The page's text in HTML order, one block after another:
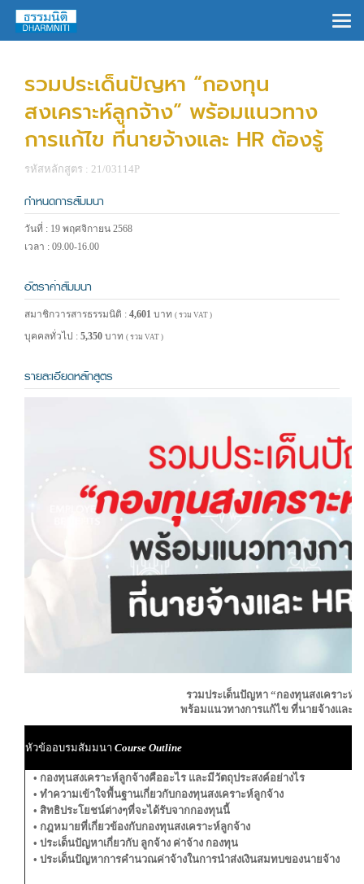
รวมประเด็นปัญหา “กองทุน
สงเคราะห์ลูกจ้าง” พร้อมแนวทาง
การแก้ไข ที่นายจ้างและ HR ต้องรู้
รหัสหลักสูตร : 21/03114P
กำหนดการสัมมนา
วันที่ : 19 พฤศจิกายน 2568
เวลา : 09.00-16.00
อัตราค่าสัมมนา
สมาชิกวารสารธรรมนิติ : 4,601 บาท ( รวม VAT )
บุคคลทั่วไป : 5,350 บาท ( รวม VAT )
รายละเอียดหลักสูตร
รวมประเด็นปัญหา “กองทุนสงเคราะห์ลู
พร้อมแนวทางการแก้ไข ที่นายจ้างและ
หัวข้ออบรมสัมมนา Course Outline
• กองทุนสงเคราะห์ลูกจ้างคืออะไร และมีวัตถุประสงค์อย่างไร
• ทำความเข้าใจพื้นฐานเกี่ยวกับกองทุนสงเคราะห์ลูกจ้าง
• สิทธิประโยชน์ต่างๆที่จะได้รับจากกองทุนนี้
• กฎหมายที่เกี่ยวข้องกับกองทุนสงเคราะห์ลูกจ้าง
• ประเด็นปัญหาเกี่ยวกับ ลูกจ้าง ค่าจ้าง กองทุน
• ประเด็นปัญหาการคำนวณค่าจ้างในการนำส่งเงินสมทบของนายจ้าง
×